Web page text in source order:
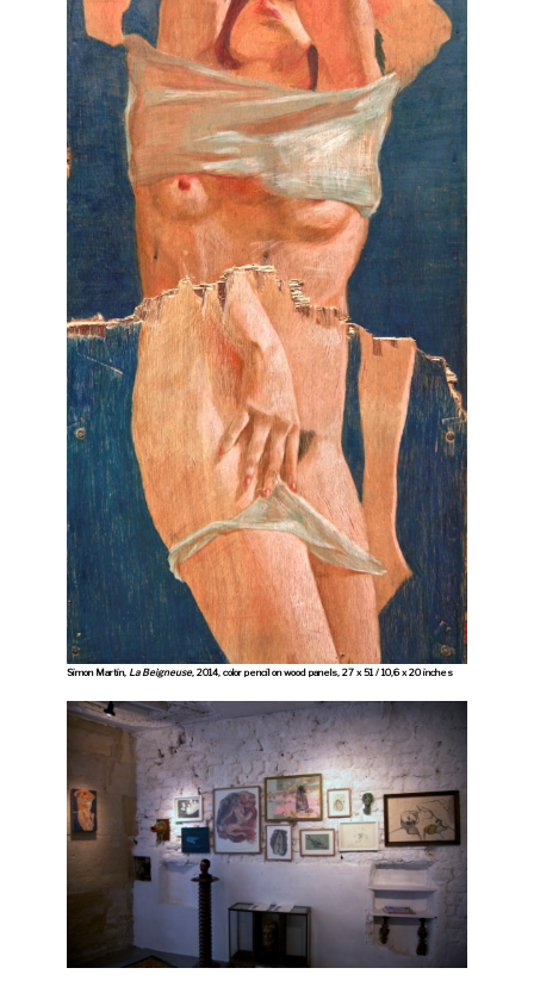
Simon Martin, La Beigneuse, 2014, color pencil on wood panels, 27 x 51 / 10,6 x 20 inches